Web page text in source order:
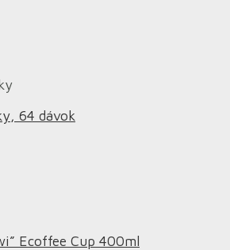
64 dávok
Ecoffee Cup 400ml